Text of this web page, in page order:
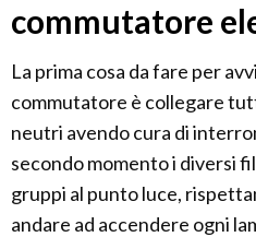
commutatore
La prima cosa da fare per
commutatore è collegare
neutri avendo cura di
secondo momento i diversi
gruppi al punto luce,
andare ad accendere ogni